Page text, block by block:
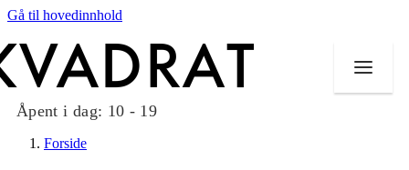
Gå til hovedinnhold
Åpent i dag: 10 - 19
Forside